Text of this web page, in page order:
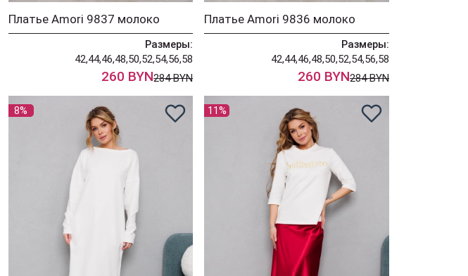
Платье Amori 9837 молоко
Размеры:
42,44,46,48,50,52,54,56,58
260 BYN284 BYN
Платье Amori 9836 молоко
Размеры:
42,44,46,48,50,52,54,56,58
260 BYN284 BYN
8% 11%